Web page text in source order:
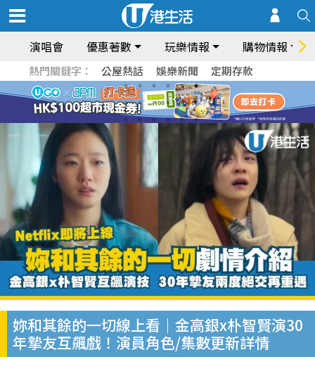
演唱會 優惠著數 玩樂情報 購物情報
熱門關鍵字： 公屋熱話 娛樂新聞 定期存款
妳和其餘的一切線上看｜金高銀x朴智賢演30
年摯友互飆戲！演員角色/集數更新詳情